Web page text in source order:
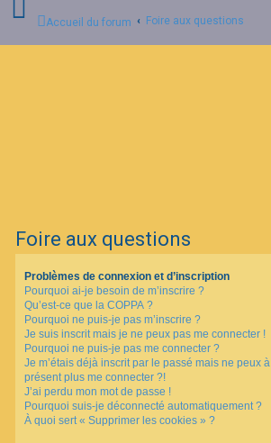
I
Accueil du forum Foire aux questions
Foire aux questions
Problèmes de connexion et d’inscription
Pourquoi ai-je besoin de m’inscrire ?
Qu’est-ce que la COPPA ?
Pourquoi ne puis-je pas m’inscrire ?
Je suis inscrit mais je ne peux pas me connecter !
Pourquoi ne puis-je pas me connecter ?
Je m’étais déjà inscrit par le passé mais ne peux à
présent plus me connecter ?!
J’ai perdu mon mot de passe !
Pourquoi suis-je déconnecté automatiquement ?
À quoi sert « Supprimer les cookies » ?